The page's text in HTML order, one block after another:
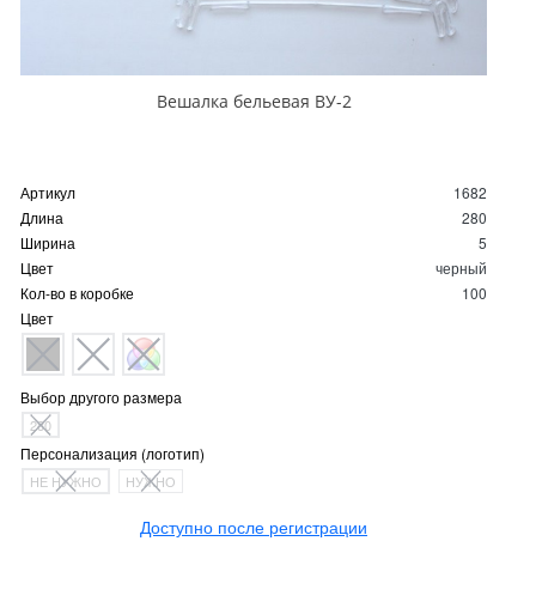
Вешалка бельевая ВУ-2
Артикул
1682
Длина
280
Ширина
5
Цвет
черный
Кол-во в коробке
100
Цвет
Выбор другого размера
280
Персонализация (логотип)
НЕ НУЖНО НУЖНО
Доступно после регистрации